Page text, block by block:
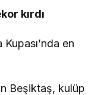
kırdı
en
Beşiktaş, kulüp